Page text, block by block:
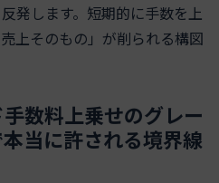
発します。短期的に手数を上
上そのもの」が削られる構図
数料上乗せのグレー
当に許される境界線